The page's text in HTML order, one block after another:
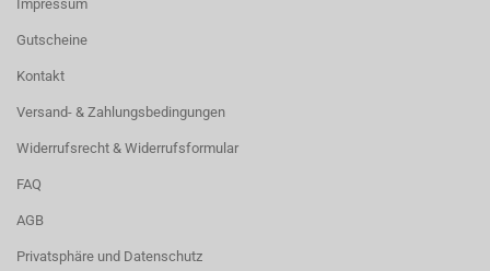
Impressum
Gutscheine
Kontakt
Versand- & Zahlungsbedingungen
Widerrufsrecht & Widerrufsformular
FAQ
AGB
Privatsphäre und Datenschutz